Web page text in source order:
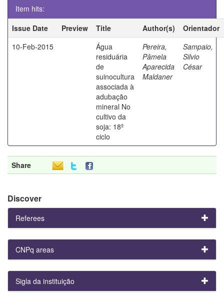
Item hits:
Issue Date
Preview Title Author(s)
Orientador
10-Feb-2015
Água
residuária
de
suinocultura
associada à
adubação
mineral No
cultivo da
soja: 18º
ciclo
Pereira,
Pâmela
Aparecida
Maldaner
Sampaio,
Silvio
César
Share
Discover
Referees
CNPq areas
Sigla da instituição